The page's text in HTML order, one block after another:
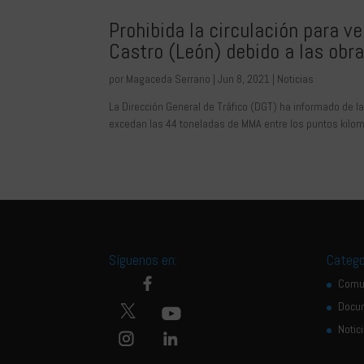
Prohibida la circulación para
Castro (León) debido a las
por Magaceda Serrano |Jun 8, 2021 | Noticias
La Dirección General de Tráfico (DGT) ha informado
excedan las 44 toneladas de MMA entre los puntos
Síguenos en: